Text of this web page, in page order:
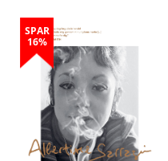
SPAR
16%